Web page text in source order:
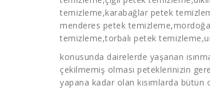
temizleme,karabağlar petek
menderes petek temizleme
temizleme,torbalı petek temizleme
konusunda dairelerde yaşanan
çekilmemiş olması peteklerinizin
yapana kadar olan kısımlarda bütün